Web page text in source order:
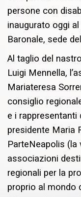
persone con
inaugurato oggi
Baronale, sede
Al taglio del
Luigi Mennella,
Mariateresa
consiglio
e i
presidente Maria
ParteNeapolis (la
associazioni
regionali per la
proprio al mondo